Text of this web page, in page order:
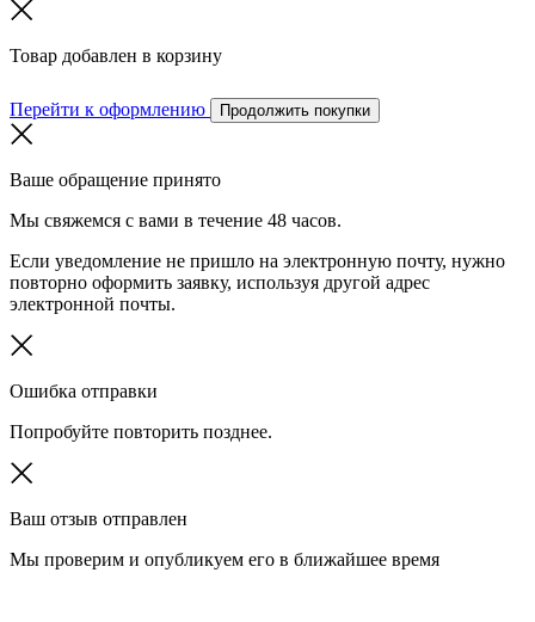
Товар добавлен в корзину
Перейти к оформлению Продолжить покупки
Ваше обращение принято
Мы свяжемся с вами в течение 48 часов.
Если уведомление не пришло на электронную почту, нужно
повторно оформить заявку, используя другой адрес
электронной почты.
Ошибка отправки
Попробуйте повторить позднее.
Ваш отзыв отправлен
Мы проверим и опубликуем его в ближайшее время